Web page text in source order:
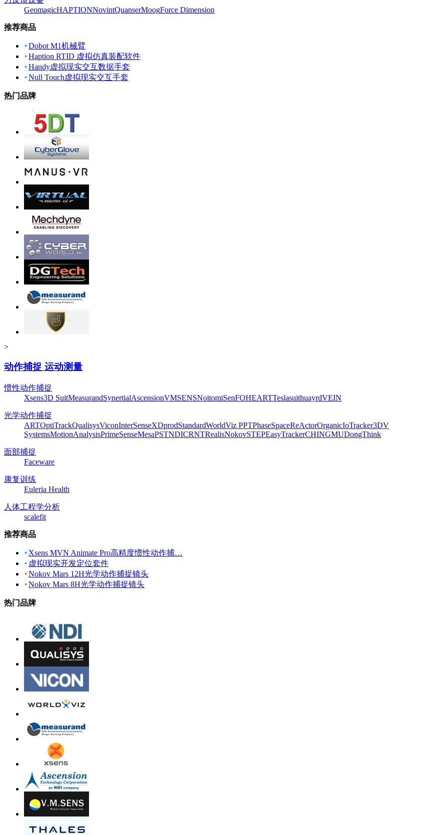
GeomagicHAPTIONNovintQuanserMoogForce Dimension
推荐商品
Dobot M1机械臂
Haption RTID 虚拟仿真装配软件
Handy虚拟现实交互数据手套
Null Touch虚拟现实交互手套
热门品牌
>
动作捕捉 运动测量
惯性动作捕捉
Xsens3D SuitMeasurandSynertialAscensionVMSENSNoitomiSenFOHEARTTeslasuithuayrdVEIN
光学动作捕捉
ARTOptiTrackQualisysViconInterSenseXDprodStandardWorldViz PPTPhaseSpaceReActorOrganicIoTracker3DV
SystemsMotionAnalysisPrimeSenseMesaPSTNDICRNTRealisNokovSTEPEasyTrackerCHINGMUDongThink
面部捕捉
Faceware
康复训练
Euleria Health
人体工程学分析
scalefit
推荐商品
Xsens MVN Animate Pro高精度惯性动作捕…
虚拟现实开发定位套件
Nokov Mars 12H光学动作捕捉镜头
Nokov Mars 8H光学动作捕捉镜头
热门品牌